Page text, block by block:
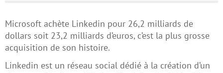
Microsoft achète Linkedin pour 26,2 milliards de
dollars soit 23,2 milliards d’euros, c’est la plus grosse
acquisition de son histoire.
Linkedin est un réseau social dédié à la création d’un